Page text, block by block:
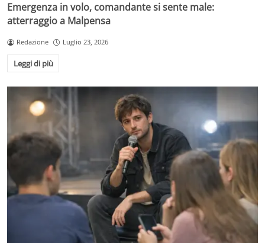
Emergenza in volo, comandante si sente male:
atterraggio a Malpensa
Redazione Luglio 23, 2026
Leggi di più